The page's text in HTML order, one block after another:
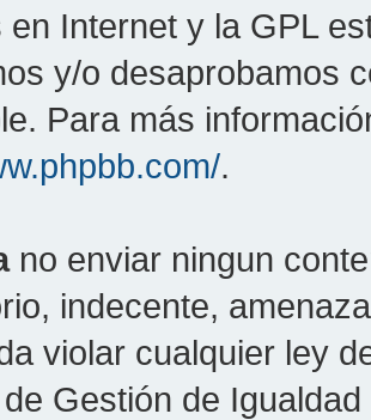
en Internet y la GPL
y/o desaprobamos
Para más
.
no enviar ningun
indecente,
violar cualquier ley
Gestión de